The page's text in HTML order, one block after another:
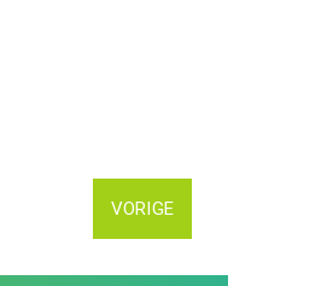
VORIGE